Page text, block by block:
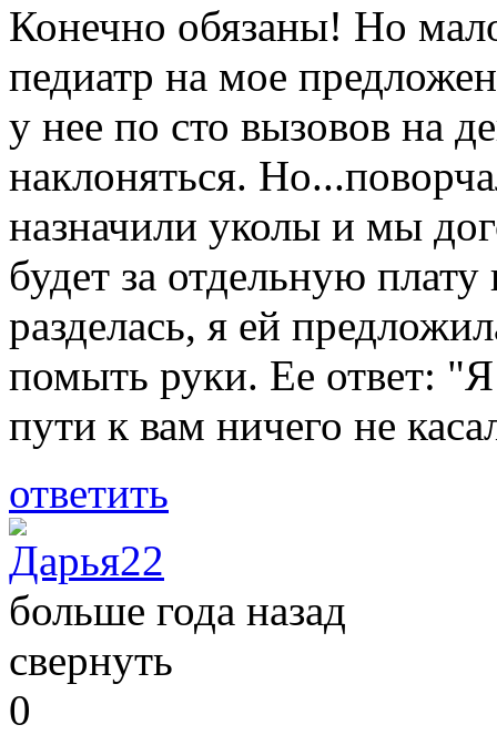
Конечно обязаны! Но
педиатр на мое
у нее по сто вызовов на
наклоняться.
назначили уколы и мы
будет за отдельную
разделась, я ей
помыть руки. Ее ответ:
пути к вам ничего не
ответить
Дарья22
больше года назад
свернуть
0